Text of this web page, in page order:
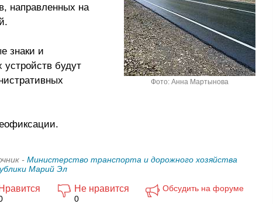
Фото: Анна Мартынова
направленных на
знаки и
будут
- Министерство транспорта и дорожного хозяйства
Марий Эл
Нравится Не нравится
0
Обсудить на форуме